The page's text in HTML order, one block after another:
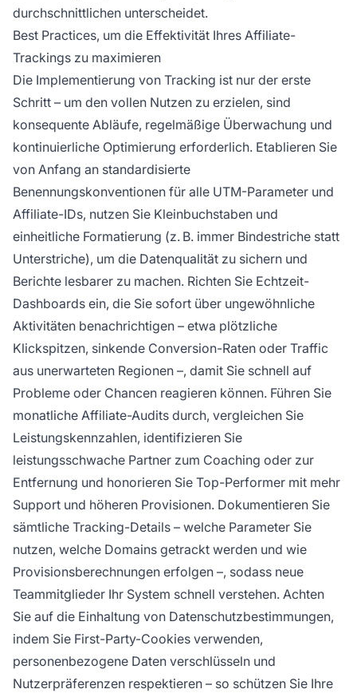
durchschnittlichen unterscheidet.
Best Practices, um die Effektivität Ihres Affiliate-
Trackings zu maximieren
Die Implementierung von Tracking ist nur der erste
Schritt – um den vollen Nutzen zu erzielen, sind
konsequente Abläufe, regelmäßige Überwachung und
kontinuierliche Optimierung erforderlich. Etablieren Sie
von Anfang an standardisierte
Benennungskonventionen für alle UTM-Parameter und
Affiliate-IDs, nutzen Sie Kleinbuchstaben und
einheitliche Formatierung (z. B. immer Bindestriche statt
Unterstriche), um die Datenqualität zu sichern und
Berichte lesbarer zu machen. Richten Sie Echtzeit-
Dashboards ein, die Sie sofort über ungewöhnliche
Aktivitäten benachrichtigen – etwa plötzliche
Klickspitzen, sinkende Conversion-Raten oder Traffic
aus unerwarteten Regionen –, damit Sie schnell auf
Probleme oder Chancen reagieren können. Führen Sie
monatliche Affiliate-Audits durch, vergleichen Sie
Leistungskennzahlen, identifizieren Sie
leistungsschwache Partner zum Coaching oder zur
Entfernung und honorieren Sie Top-Performer mit mehr
Support und höheren Provisionen. Dokumentieren Sie
sämtliche Tracking-Details – welche Parameter Sie
nutzen, welche Domains getrackt werden und wie
Provisionsberechnungen erfolgen –, sodass neue
Teammitglieder Ihr System schnell verstehen. Achten
Sie auf die Einhaltung von Datenschutzbestimmungen,
indem Sie First-Party-Cookies verwenden,
personenbezogene Daten verschlüsseln und
Nutzerpräferenzen respektieren – so schützen Sie Ihre